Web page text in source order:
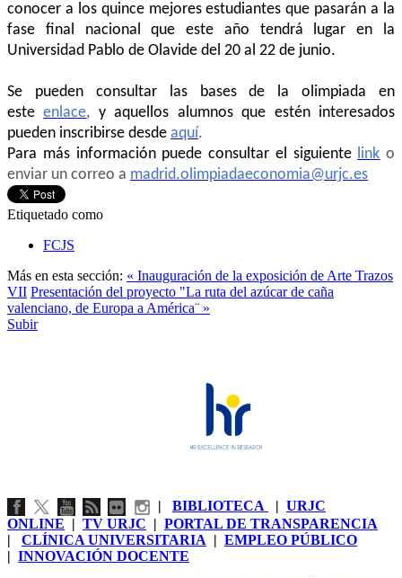
conocer a los quince mejores estudiantes que pasarán a la
fase final nacional que este año tendrá lugar en la
Universidad Pablo de Olavide del 20 al 22 de junio.
Se pueden consultar las bases de la olimpiada en
este enlace, y aquellos alumnos que estén interesados
pueden inscribirse desde aquí.
Para más información puede consultar el siguiente link o
enviar un correo a madrid.olimpiadaeconomia@urjc.es
Etiquetado como
FCJS
Más en esta sección: « Inauguración de la exposición de Arte Trazos
VII Presentación del proyecto "La ruta del azúcar de caña
valenciano, de Europa a América¨ »
Subir
| BIBLIOTECA | URJC
ONLINE | TV URJC | PORTAL DE TRANSPARENCIA
| CLÍNICA UNIVERSITARIA | EMPLEO PÚBLICO
| INNOVACIÓN DOCENTE